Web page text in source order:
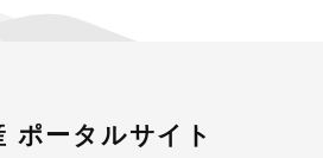
ポータルサイト